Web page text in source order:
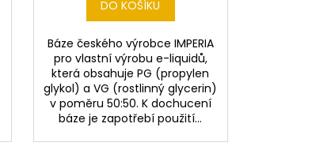
DO KOŠÍKU
Báze českého výrobce IMPERIA
pro vlastní výrobu e-liquidů,
která obsahuje PG (propylen
glykol) a VG (rostlinný glycerin)
v poměru 50:50. K dochucení
báze je zapotřebí použití...